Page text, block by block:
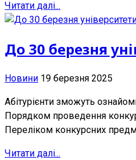
Читати далі...
До 30 березня
Новини 19 березня 2025
Абітурієнти зможуть
Порядком проведення
Переліком конкурсних
Читати далі...